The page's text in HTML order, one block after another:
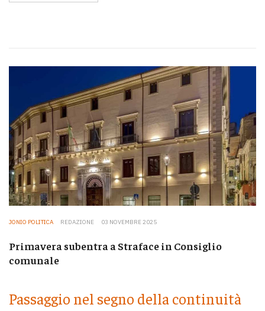
JONIO POLITICA REDAZIONE 03 NOVEMBRE 2025
Primavera subentra a Straface in Consiglio
comunale
Passaggio nel segno della continuità